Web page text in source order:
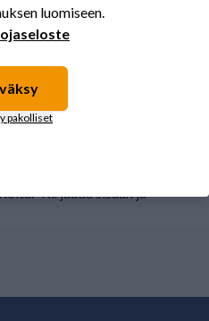
Kirjaudu sisään ja
luomiseen.
pakolliset